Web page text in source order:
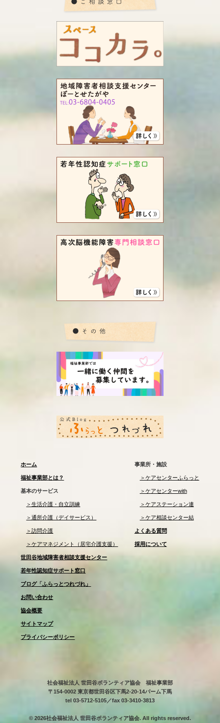
ホーム
福祉事業部とは？
基本のサービス
＞生活介護・自立訓練
＞通所介護（デイサービス）
＞訪問介護
＞ケアマネジメント（居宅介護支援）
事業所・施設
＞ケアセンターふらっと
＞ケアセンターwith
＞ケアステーション連
＞ケア相談センター結
よくある質問
採用について
世田谷地域障害者相談支援センター
若年性認知症サポート窓口
ブログ「ふらっとつれづれ」
お問い合わせ
協会概要
サイトマップ
プライバシーポリシー
社会福祉法人 世田谷ボランティア協会 福祉事業部
〒154-0002 東京都世田谷区下馬2-20-14パーム下馬
tel 03-5712-5105／fax 03-3410-3813
© 2026社会福祉法人 世田谷ボランティア協会. All rights reserved.